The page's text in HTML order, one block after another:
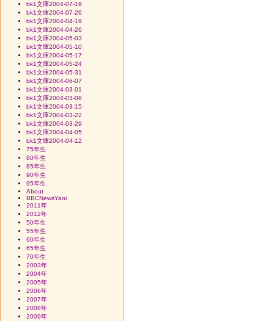
bk1文庫2004-07-19
bk1文庫2004-07-26
bk1文庫2004-04-19
bk1文庫2004-04-26
bk1文庫2004-05-03
bk1文庫2004-05-10
bk1文庫2004-05-17
bk1文庫2004-05-24
bk1文庫2004-05-31
bk1文庫2004-06-07
bk1文庫2004-03-01
bk1文庫2004-03-08
bk1文庫2004-03-15
bk1文庫2004-03-22
bk1文庫2004-03-29
bk1文庫2004-04-05
bk1文庫2004-04-12
75年生
80年生
85年生
90年生
95年生
About
BBCNewsYaoi
2011年
2012年
50年生
55年生
60年生
65年生
70年生
2003年
2004年
2005年
2006年
2007年
2008年
2009年